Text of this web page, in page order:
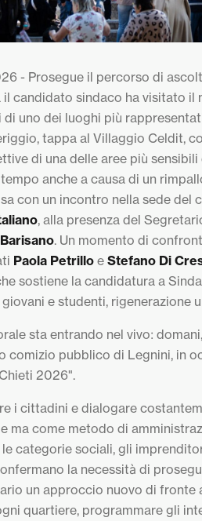
- Prosegue il percorso di
il candidato sindaco ha visitato
uno dei luoghi più
tappa al Villaggio Celdit,
di una delle aree più
anche a causa di un
con un incontro nella sede del
, alla presenza del
. Un momento di
Paola Petrillo e Stefano Di
sostiene la candidatura a
e studenti, rigenerazione
sta entrando nel vivo: domani,
comizio pubblico di Legnini, in
2026".
i cittadini e dialogare
ma come metodo di
categorie sociali, gli
la necessità di
un approccio nuovo di
quartiere, programmare gli